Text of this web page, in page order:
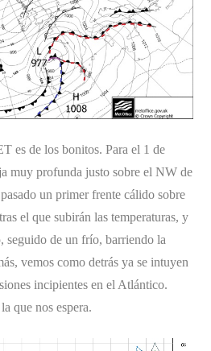
es de los bonitos. Para el 1 de
muy profunda justo sobre el NW de
un primer frente cálido sobre
el que subirán las temperaturas, y
seguido de un frío, barriendo la
vemos como detrás ya se intuyen
incipientes en el Atlántico.
que nos espera.